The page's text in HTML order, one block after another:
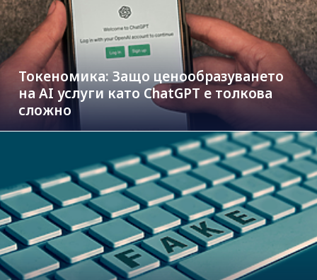
Токеномика: Защо ценообразуването
на AI услуги като ChatGPT е толкова
сложно